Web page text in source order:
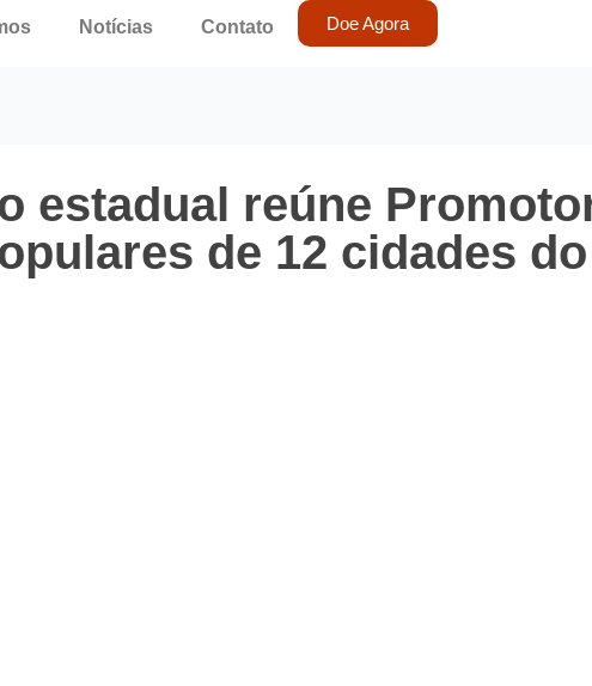
Notícias Contato Doe Agora
estadual reúne
de 12 cidades